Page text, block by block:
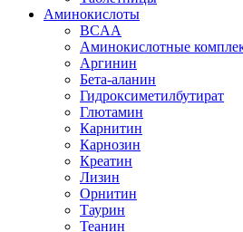
Аминокислоты
BCAA
Аминокислотные
Аргинин
Бета-аланин
Гидроксиметилбутират
Глютамин
Карнитин
Карнозин
Креатин
Лизин
Орнитин
Таурин
Теанин